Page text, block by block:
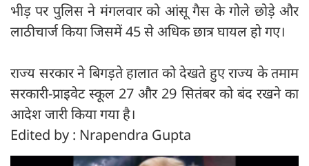
भीड़ पर पुलिस ने मंगलवार को आंसू गैस के गोले छोड़े और
लाठीचार्ज किया जिसमें 45 से अधिक छात्र घायल हो गए।
राज्य सरकार ने बिगड़ते हालात को देखते हुए राज्य के तमाम
सरकारी-प्राइवेट स्कूल 27 और 29 सितंबर को बंद रखने का
आदेश जारी किया गया है।
Edited by : Nrapendra Gupta